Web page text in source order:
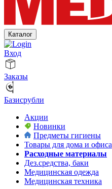
Каталог
Вход
Заказы
Базисрубли
Акции
Новинки
Предметы гигиены
Товары для дома и офиса
Расходные материалы
Дез.средства, баки
Медицинская одежда
Медицинская техника